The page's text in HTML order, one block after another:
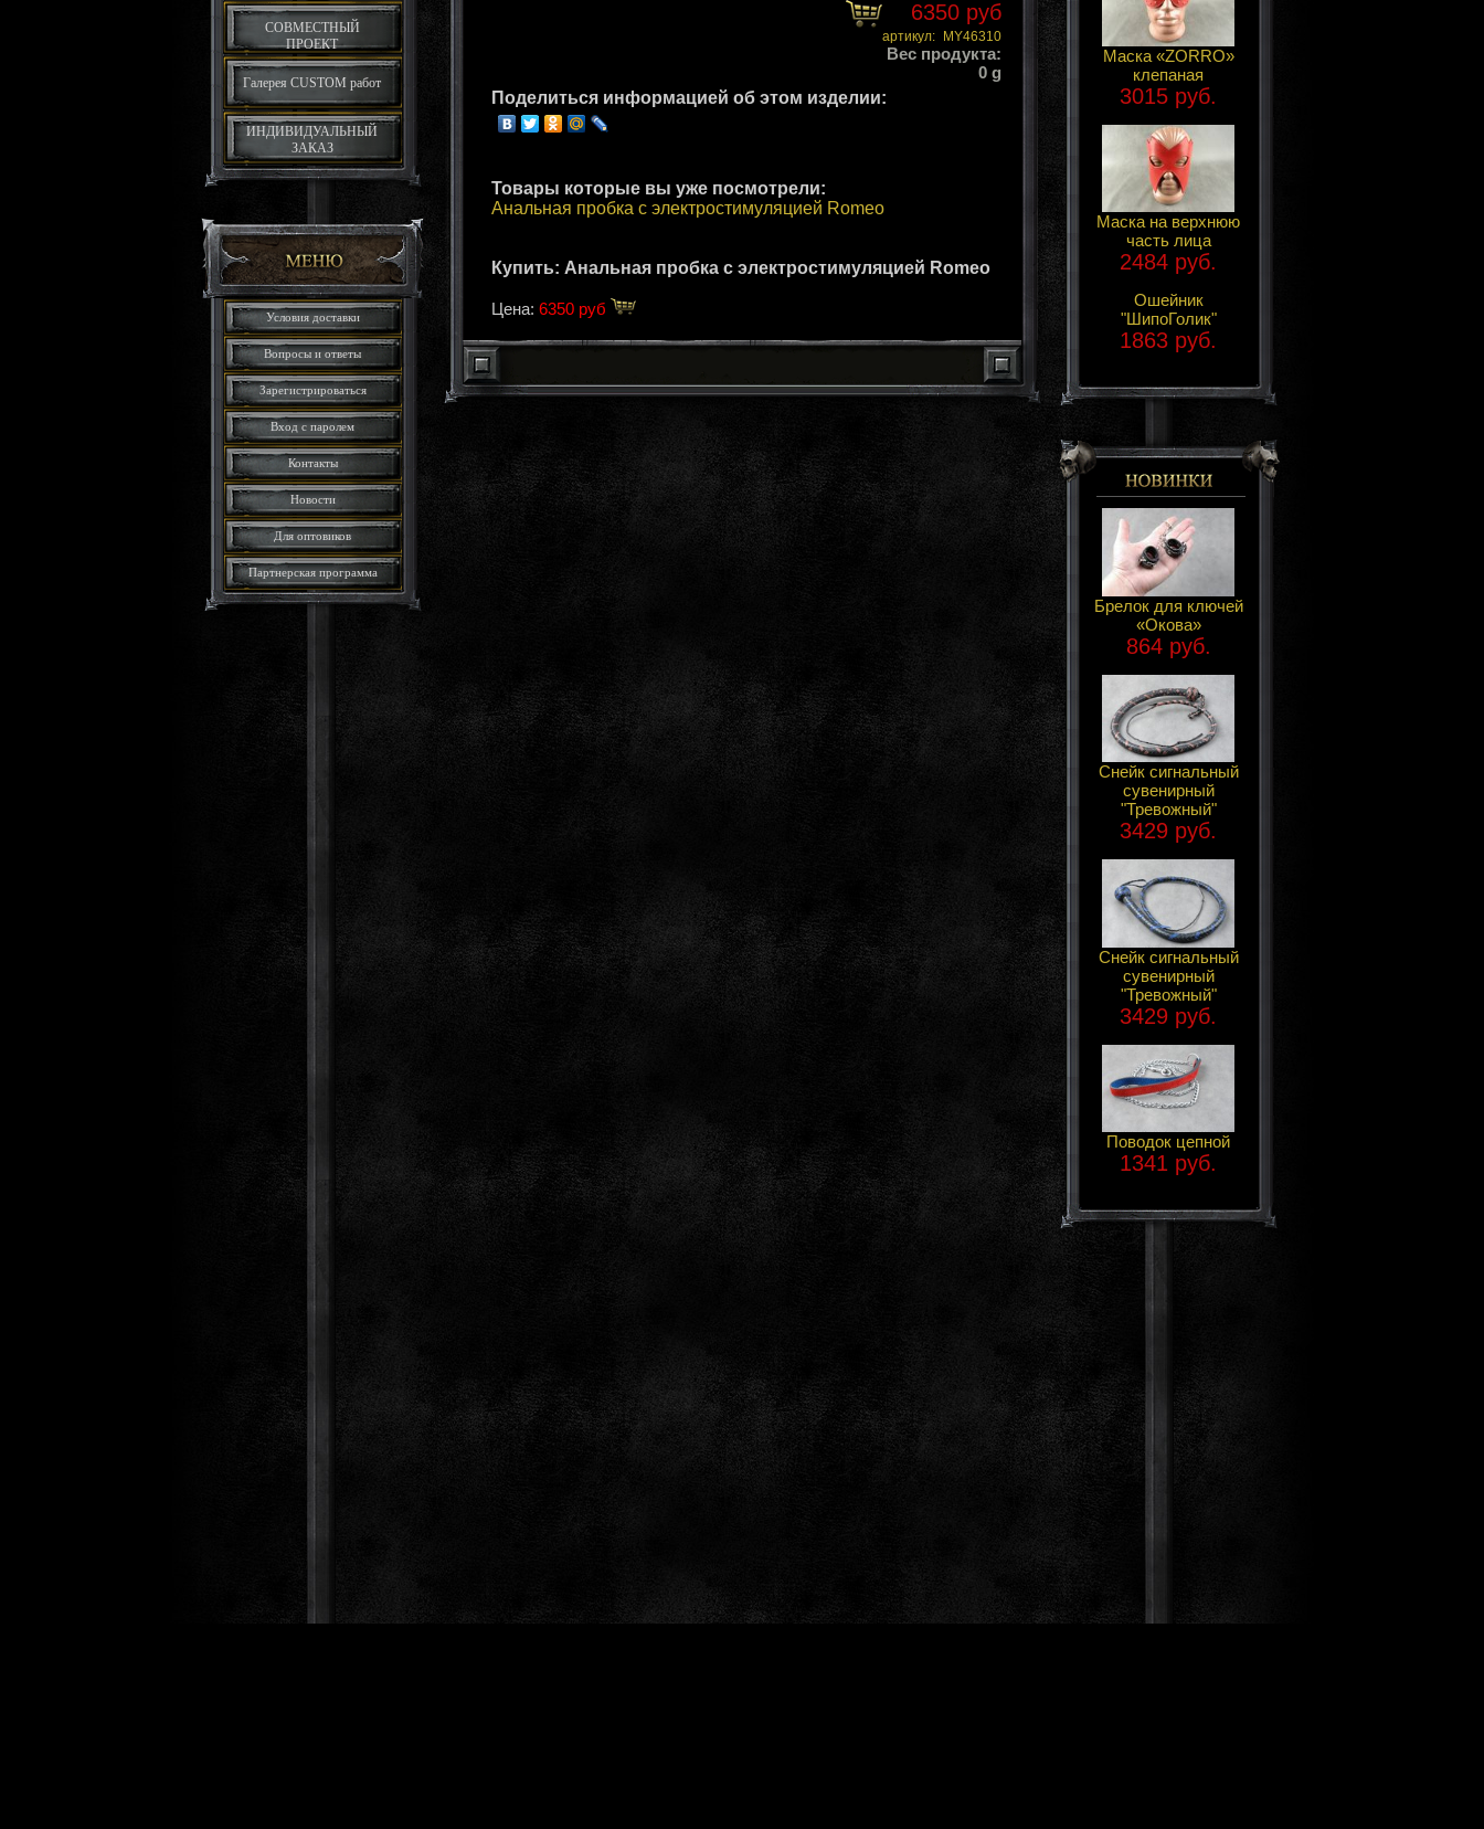
СОВМЕСТНЫЙ
ПРОЕКТ
Галерея CUSTOM работ
ИНДИВИДУАЛЬНЫЙ
ЗАКАЗ
Условия доставки
Вопросы и ответы
Зарегистрироваться
Вход с паролем
Контакты
Новости
Для оптовиков
Партнерская программа
6350 руб
артикул: MY46310
Вес продукта:
0 g
Поделиться информацией об этом изделии:
Товары которые вы уже посмотрели:
Анальная пробка с электростимуляцией Romeo
Купить: Анальная пробка с электростимуляцией Romeo
Цена: 6350 руб
Маска «ZORRO»
клепаная
3015 руб.
Маска на верхнюю
часть лица
2484 руб.
Ошейник
"ШипоГолик"
1863 руб.
Брелок для ключей
«Окова»
864 руб.
Снейк сигнальный
сувенирный
"Тревожный"
3429 руб.
Снейк сигнальный
сувенирный
"Тревожный"
3429 руб.
Поводок цепной
1341 руб.